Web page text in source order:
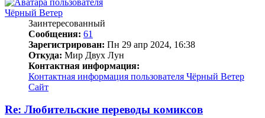
Чёрный Ветер
Заинтересованный
Сообщения: 61
Зарегистрирован: Пн 29 апр 2024, 16:38
Откуда: Мир Двух Лун
Контактная информация:
Контактная информация пользователя Чёрный Ветер
Сайт
Re: Любительские переводы комиксов